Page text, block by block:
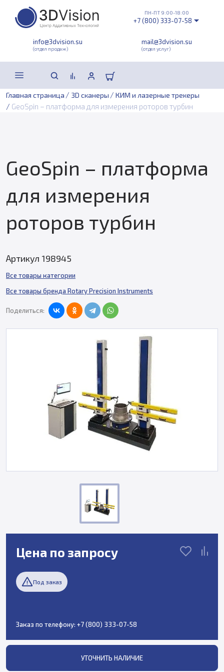
info@3dvision.su
(отдел продаж)
mail@3dvision.su
(отдел услуг)
ПН-ПТ 9:00-18:00
+7 (800) 333-07-58
Главная страница / 3D сканеры / КИМ и лазерные трекеры
/ GeoSpin – платформа для измерения роторов турбин
GeoSpin – платформа
для измерения
роторов турбин
Артикул 198945
Все товары категории
Все товары бренда Rotary Precision Instruments
Поделиться:
Цена по запросу
Под заказ
Заказ по телефону: +7 (800) 333-07-58
УТОЧНИТЬ НАЛИЧИЕ